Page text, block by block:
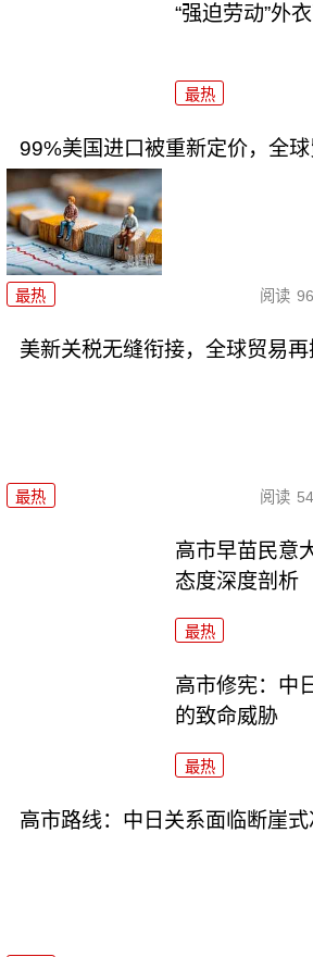
“强迫劳动”外
最热
99%美国进口被重新定价，全
最热 阅读
美新关税无缝衔接，全球贸易再
最热 阅读
高市早苗民意
态度深度剖析
最热
高市修宪：中
的致命威胁
最热
高市路线：中日关系面临断崖式